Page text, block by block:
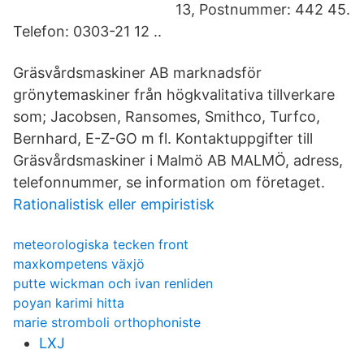
13, Postnummer: 442 45.
Telefon: 0303-21 12 ..
Gräsvårdsmaskiner AB marknadsför
grönytemaskiner från högkvalitativa tillverkare
som; Jacobsen, Ransomes, Smithco, Turfco,
Bernhard, E-Z-GO m fl. Kontaktuppgifter till
Gräsvårdsmaskiner i Malmö AB MALMÖ, adress,
telefonnummer, se information om företaget.
Rationalistisk eller empiristisk
meteorologiska tecken front
maxkompetens växjö
putte wickman och ivan renliden
poyan karimi hitta
marie stromboli orthophoniste
LXJ